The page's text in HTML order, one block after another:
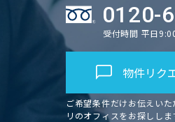
0120-
受付時間 平日
物件リク
ご希望条件だけお伝えい
リのオフィスをお探ししま